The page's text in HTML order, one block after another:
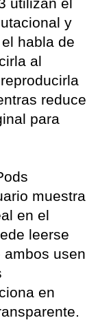
y
habla de
al
reduce
para
muestra
en el
leerse
usen
en